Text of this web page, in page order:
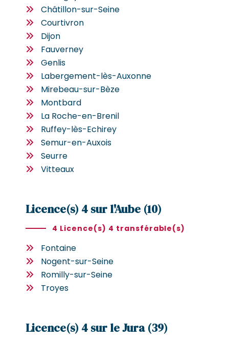
Châtillon-sur-Seine
Courtivron
Dijon
Fauverney
Genlis
Labergement-lès-Auxonne
Mirebeau-sur-Bèze
Montbard
La Roche-en-Brenil
Ruffey-lès-Echirey
Semur-en-Auxois
Seurre
Vitteaux
Licence(s) 4 sur l'Aube (10)
4 Licence(s) 4 transférable(s)
Fontaine
Nogent-sur-Seine
Romilly-sur-Seine
Troyes
Licence(s) 4 sur le Jura (39)